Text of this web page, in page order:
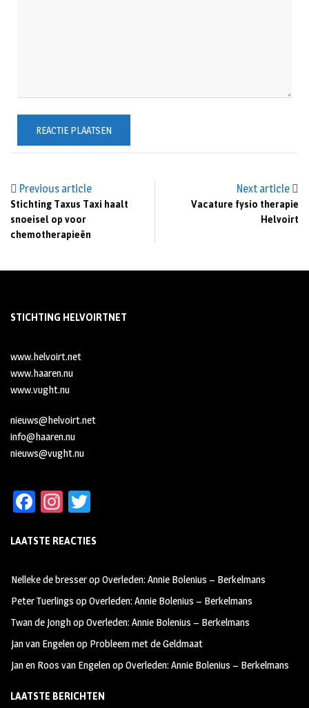
Previous article
Stichting Taxus Taxi haalt
snoeisel op voor
chemotherapieën
Next article
Vacature fysio therapie
Helvoirt
STICHTING HELVOIRTNET
www.helvoirt.net
www.haaren.nu
www.vught.nu
nieuws@helvoirt.net
info@haaren.nu
nieuws@vught.nu
Fa
b
oo
k
In
ag
m
tt
LAATSTE REACTIES
Nelleke de bresseropOverleden: Annie Bolenius – Berkelmans
Peter Tuerlings opOverleden: Annie Bolenius – Berkelmans
Twan de JonghopOverleden: Annie Bolenius – Berkelmans
Jan van Engelenop Probleem met de Geldmaat
Jan en Roos van EngelenopOverleden: Annie Bolenius – Berkelmans
LAATSTE BERICHTEN